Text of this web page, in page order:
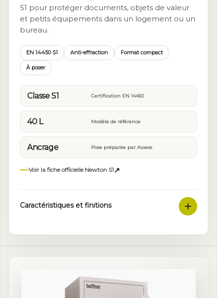
S1 pour protéger documents, objets de valeur
et petits équipements dans un logement ou un
bureau.
EN 14450 S1 Anti-effraction Format compact
À poser
Classe S1 Certification EN 14450
40 L Modèle de référence
Ancrage Pose préparée par Axxess
Voir la fiche officielle Newton S1↗
Caractéristiques et finitions